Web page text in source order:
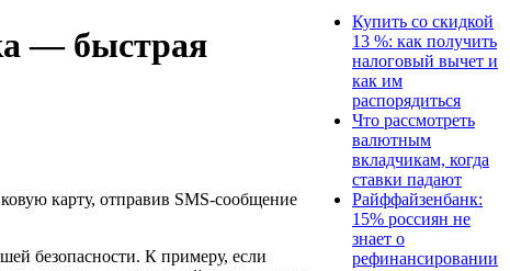
— быстрая
карту, отправив SMS-сообщение
безопасности. К примеру, если
Купить со скидкой
13 %: как получить
налоговый вычет и
как им
распорядиться
Что рассмотреть
валютным
вкладчикам, когда
ставки падают
Райффайзенбанк:
15% россиян не
знает о
рефинансировании